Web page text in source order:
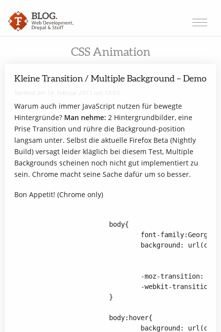
CSS Animation
Kleine Transition / Multiple Background – Demo
Verfasst am 14. Februar 2011 um 19:03.
Warum auch immer JavaScript nutzen für bewegte
Hintergründe? Man nehme: 2 Hintergrundbilder, eine
Prise Transition und rühre die Background-position
langsam unter. Selbst die aktuelle Firefox Beta (Nightly
Build) versagt leider kläglich bei diesem Test, Multiple
Backgrounds scheinen noch nicht gut implementiert zu
sein. Chrome macht seine Sache dafür um so besser.
Bon Appetit! (Chrome only)